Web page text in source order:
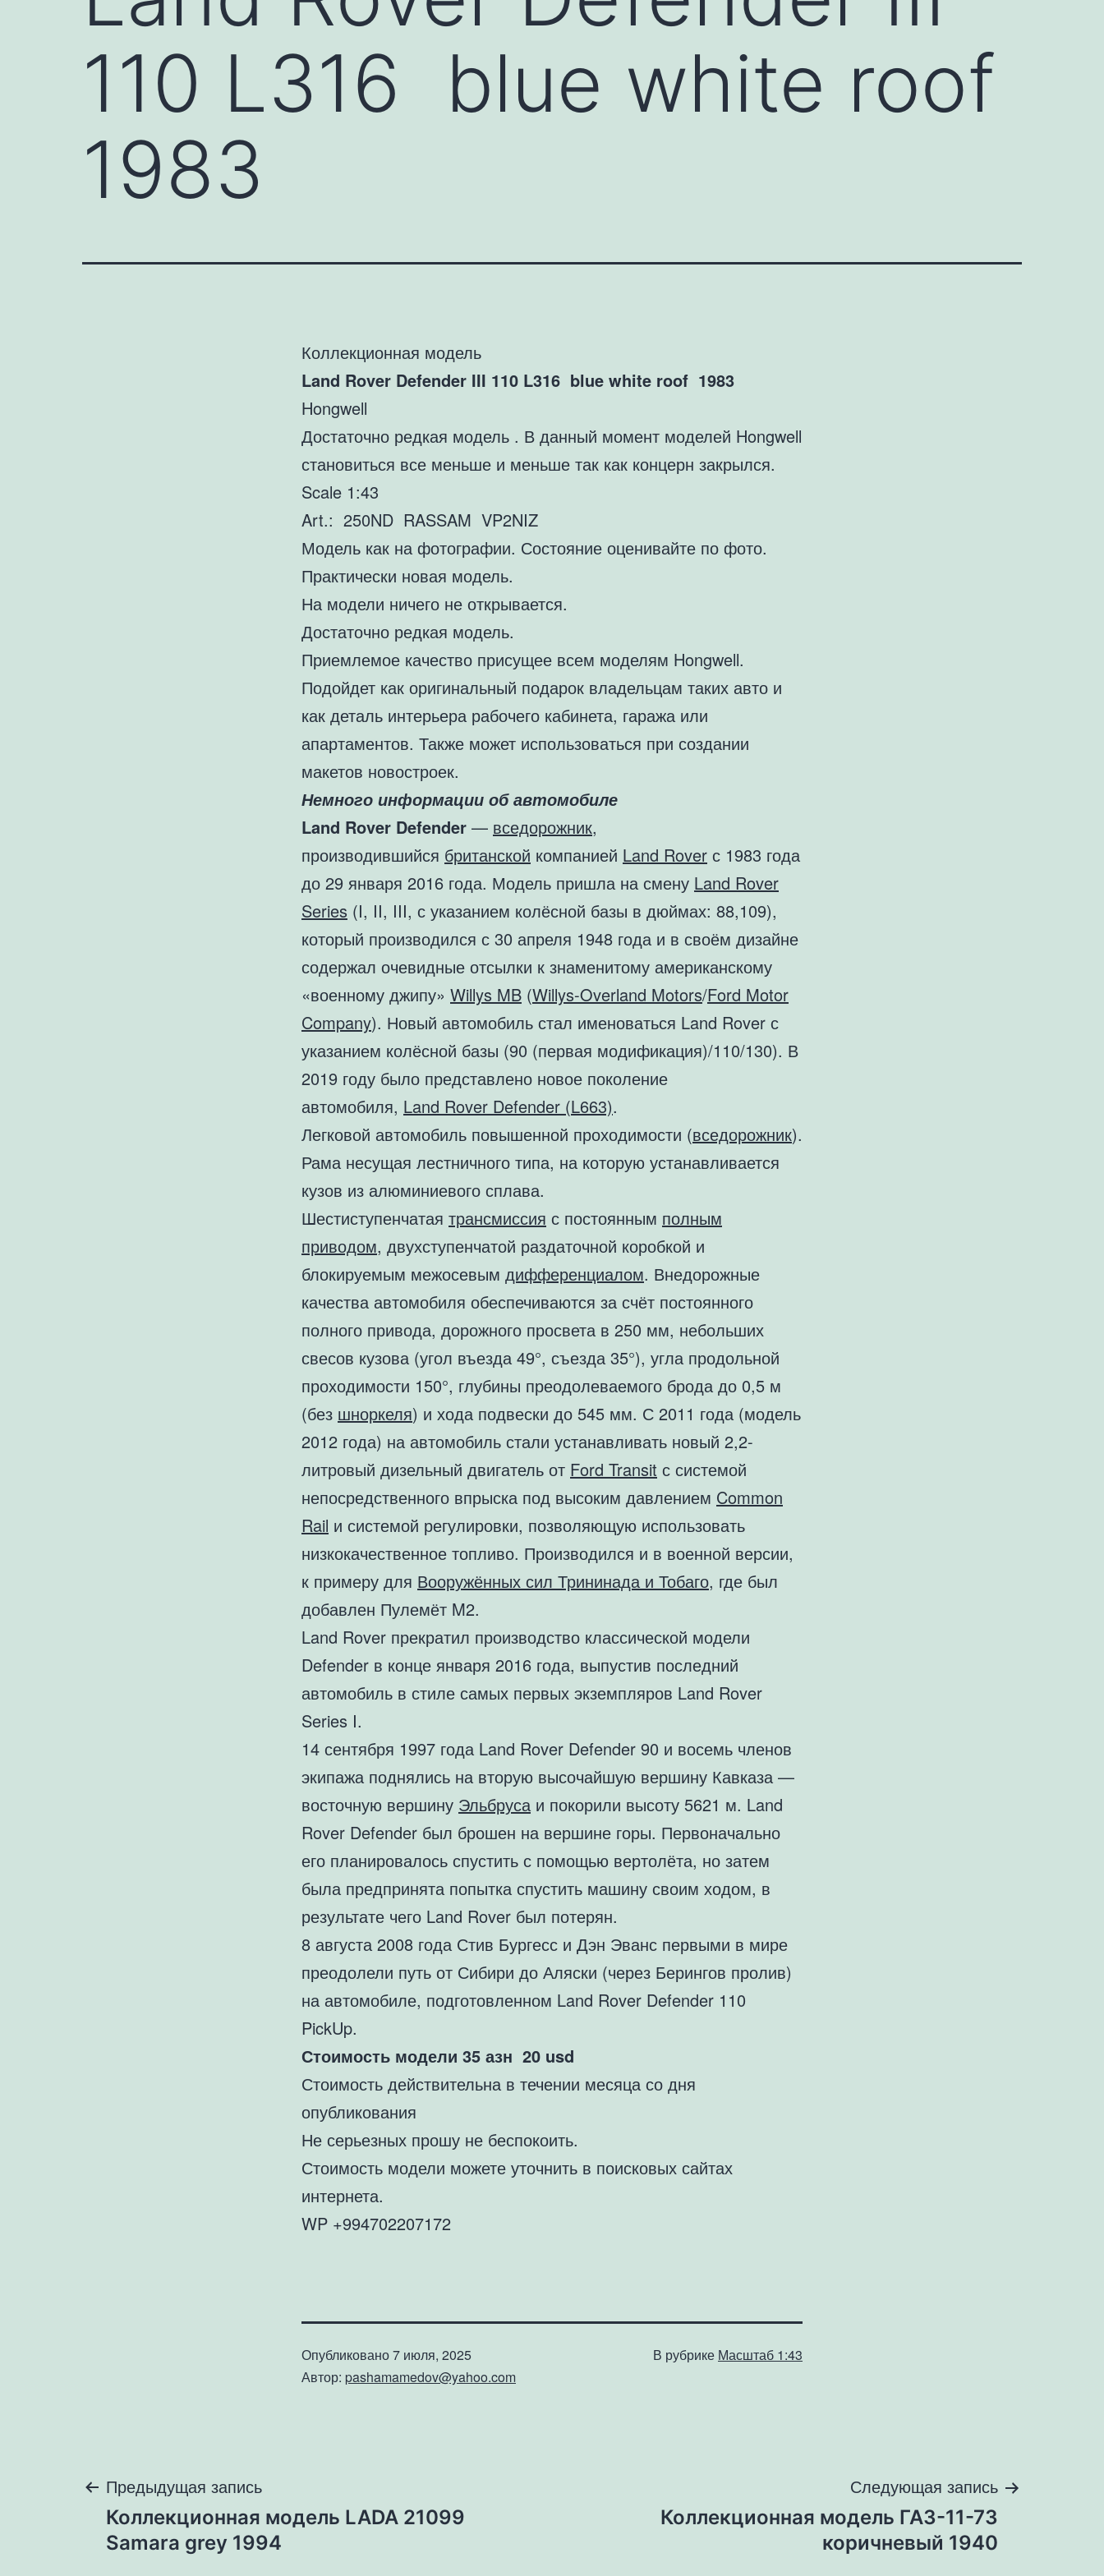
110 L316 blue white roof
1983
Коллекционная модель
Land Rover Defender III 110 L316 blue white roof 1983
Hongwell
Достаточно редкая модель . В данный момент моделей Hongwell
становиться все меньше и меньше так как концерн закрылся.
Scale 1:43
Art.: 250ND RASSAM VP2NIZ
Модель как на фотографии. Состояние оценивайте по фото.
Практически новая модель.
На модели ничего не открывается.
Достаточно редкая модель.
Приемлемое качество присущее всем моделям Hongwell.
Подойдет как оригинальный подарок владельцам таких авто и
как деталь интерьера рабочего кабинета, гаража или
апартаментов. Также может использоваться при создании
макетов новостроек.
Немного информации об автомобиле
Land Rover Defender — вседорожник,
производившийся британской компанией Land Rover с 1983 года
до 29 января 2016 года. Модель пришла на смену Land Rover
Series (I, II, III, с указанием колёсной базы в дюймах: 88,109),
который производился с 30 апреля 1948 года и в своём дизайне
содержал очевидные отсылки к знаменитому американскому
«военному джипу» Willys MB (Willys-Overland Motors/Ford Motor
Company). Новый автомобиль стал именоваться Land Rover с
указанием колёсной базы (90 (первая модификация)/110/130). В
2019 году было представлено новое поколение
автомобиля, Land Rover Defender (L663).
Легковой автомобиль повышенной проходимости (вседорожник).
Рама несущая лестничного типа, на которую устанавливается
кузов из алюминиевого сплава.
Шестиступенчатая трансмиссия с постоянным полным
приводом, двухступенчатой раздаточной коробкой и
блокируемым межосевым дифференциалом. Внедорожные
качества автомобиля обеспечиваются за счёт постоянного
полного привода, дорожного просвета в 250 мм, небольших
свесов кузова (угол въезда 49°, съезда 35°), угла продольной
проходимости 150°, глубины преодолеваемого брода до 0,5 м
(без шноркеля) и хода подвески до 545 мм. С 2011 года (модель
2012 года) на автомобиль стали устанавливать новый 2,2-
литровый дизельный двигатель от Ford Transit с системой
непосредственного впрыска под высоким давлением Common
Rail и системой регулировки, позволяющую использовать
низкокачественное топливо. Производился и в военной версии,
к примеру для Вооружённых сил Трининада и Тобаго, где был
добавлен Пулемёт M2.
Land Rover прекратил производство классической модели
Defender в конце января 2016 года, выпустив последний
автомобиль в стиле самых первых экземпляров Land Rover
Series I.
14 сентября 1997 года Land Rover Defender 90 и восемь членов
экипажа поднялись на вторую высочайшую вершину Кавказа —
восточную вершину Эльбруса и покорили высоту 5621 м. Land
Rover Defender был брошен на вершине горы. Первоначально
его планировалось спустить с помощью вертолёта, но затем
была предпринята попытка спустить машину своим ходом, в
результате чего Land Rover был потерян.
8 августа 2008 года Стив Бургесс и Дэн Эванс первыми в мире
преодолели путь от Сибири до Аляски (через Берингов пролив)
на автомобиле, подготовленном Land Rover Defender 110
PickUp.
Стоимость модели 35 азн 20 usd
Стоимость действительна в течении месяца со дня
опубликования
Не серьезных прошу не беспокоить.
Стоимость модели можете уточнить в поисковых сайтах
интернета.
WP +994702207172
Опубликовано7 июля, 2025
Автор: pashamamedov@yahoo.com
В рубрике Масштаб 1:43
Навигация
по
Предыдущая запись
Коллекционная модель LADA 21099
Samara grey 1994
Следующая запись
Коллекционная модель ГАЗ-11-73
коричневый 1940